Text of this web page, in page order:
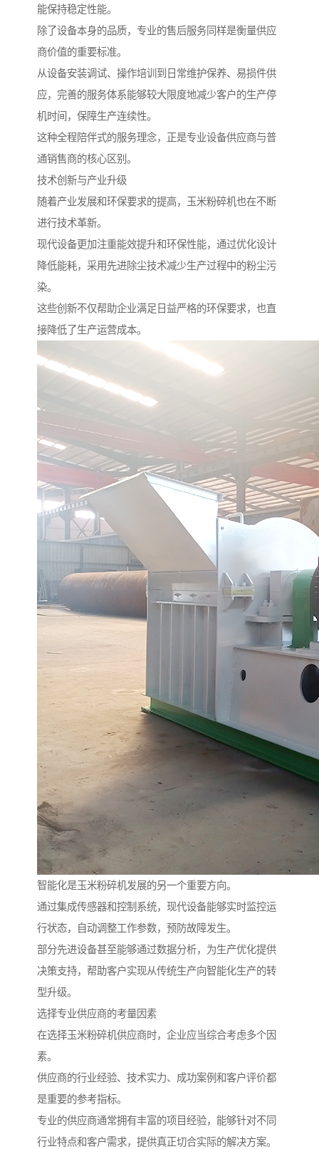
能保持稳定性能。
除了设备本身的品质，专业的售后服务同样是衡量供应
商价值的重要标准。
从设备安装调试、操作培训到日常维护保养、易损件供
应，完善的服务体系能够较大限度地减少客户的生产停
机时间，保障生产连续性。
这种全程陪伴式的服务理念，正是专业设备供应商与普
通销售商的核心区别。
技术创新与产业升级
随着产业发展和环保要求的提高，玉米粉碎机也在不断
进行技术革新。
现代设备更加注重能效提升和环保性能，通过优化设计
降低能耗，采用先进除尘技术减少生产过程中的粉尘污
染。
这些创新不仅帮助企业满足日益严格的环保要求，也直
接降低了生产运营成本。
智能化是玉米粉碎机发展的另一个重要方向。
通过集成传感器和控制系统，现代设备能够实时监控运
行状态，自动调整工作参数，预防故障发生。
部分先进设备甚至能够通过数据分析，为生产优化提供
决策支持，帮助客户实现从传统生产向智能化生产的转
型升级。
选择专业供应商的考量因素
在选择玉米粉碎机供应商时，企业应当综合考虑多个因
素。
供应商的行业经验、技术实力、成功案例和客户评价都
是重要的参考指标。
专业的供应商通常拥有丰富的项目经验，能够针对不同
行业特点和客户需求，提供真正切合实际的解决方案。